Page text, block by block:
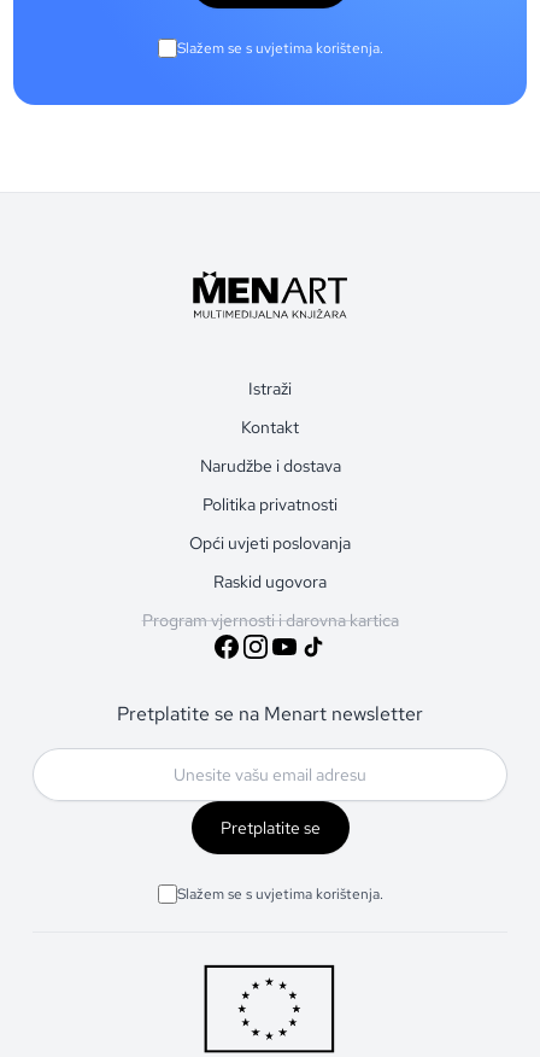
Slažem se s uvjetima korištenja.
Istraži
Kontakt
Narudžbe i dostava
Politika privatnosti
Opći uvjeti poslovanja
Raskid ugovora
Program vjernosti i darovna kartica
Pretplatite se na Menart newsletter
Pretplatite se
Slažem se s uvjetima korištenja.